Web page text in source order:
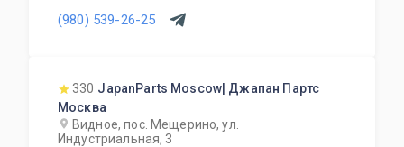
(980) 539-26-25
330 JapanParts Moscow| Джапан Партс
Москва
Видное, пос. Мещерино, ул.
Индустриальная, 3